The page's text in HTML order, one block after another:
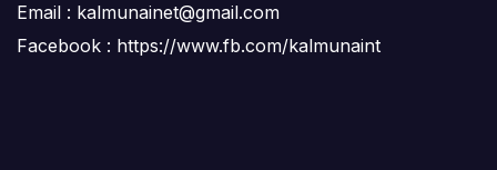
Email : kalmunainet@gmail.com
Facebook : https://www.fb.com/kalmunaint